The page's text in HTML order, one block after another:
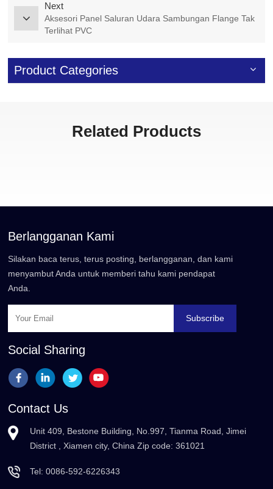
Next
Aksesori Panel Saluran Udara Sambungan Flange Tak
Terlihat PVC
Product Categories
Related Products
Berlangganan Kami
Silakan baca terus, terus posting, berlangganan, dan kami
menyambut Anda untuk memberi tahu kami pendapat
Anda.
Subscribe
Social Sharing
Contact Us
Unit 409, Bestone Building, No.997, Tianma Road, Jimei
District , Xiamen city, China Zip code: 361021
Tel:0086-592-6226343